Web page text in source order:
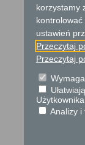
korzystamy
ustawień
Przeczytaj
Przeczytaj
Analizy i